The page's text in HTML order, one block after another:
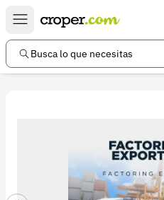
Busca lo que necesitas
Enlaces de interés
Preguntas frecuentes
Términos y condiciones
Política de devoluciones